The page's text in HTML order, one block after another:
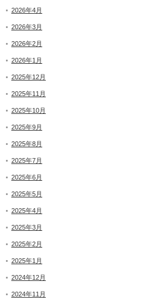
2026年4月
2026年3月
2026年2月
2026年1月
2025年12月
2025年11月
2025年10月
2025年9月
2025年8月
2025年7月
2025年6月
2025年5月
2025年4月
2025年3月
2025年2月
2025年1月
2024年12月
2024年11月